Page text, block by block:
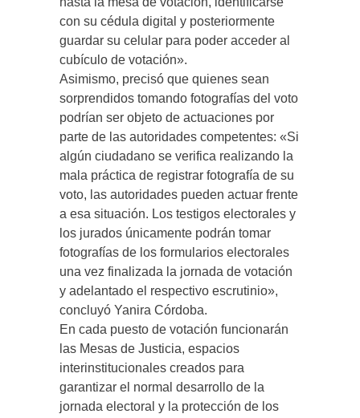
con su cédula digital y posteriormente
guardar su celular para poder acceder al
cubículo de votación».
Asimismo, precisó que quienes sean
sorprendidos tomando fotografías del voto
podrían ser objeto de actuaciones por
parte de las autoridades competentes: «Si
algún ciudadano se verifica realizando la
mala práctica de registrar fotografía de su
voto, las autoridades pueden actuar frente
a esa situación. Los testigos electorales y
los jurados únicamente podrán tomar
fotografías de los formularios electorales
una vez finalizada la jornada de votación
y adelantado el respectivo escrutinio»,
concluyó Yanira Córdoba.
En cada puesto de votación funcionarán
las Mesas de Justicia, espacios
interinstitucionales creados para
garantizar el normal desarrollo de la
jornada electoral y la protección de los